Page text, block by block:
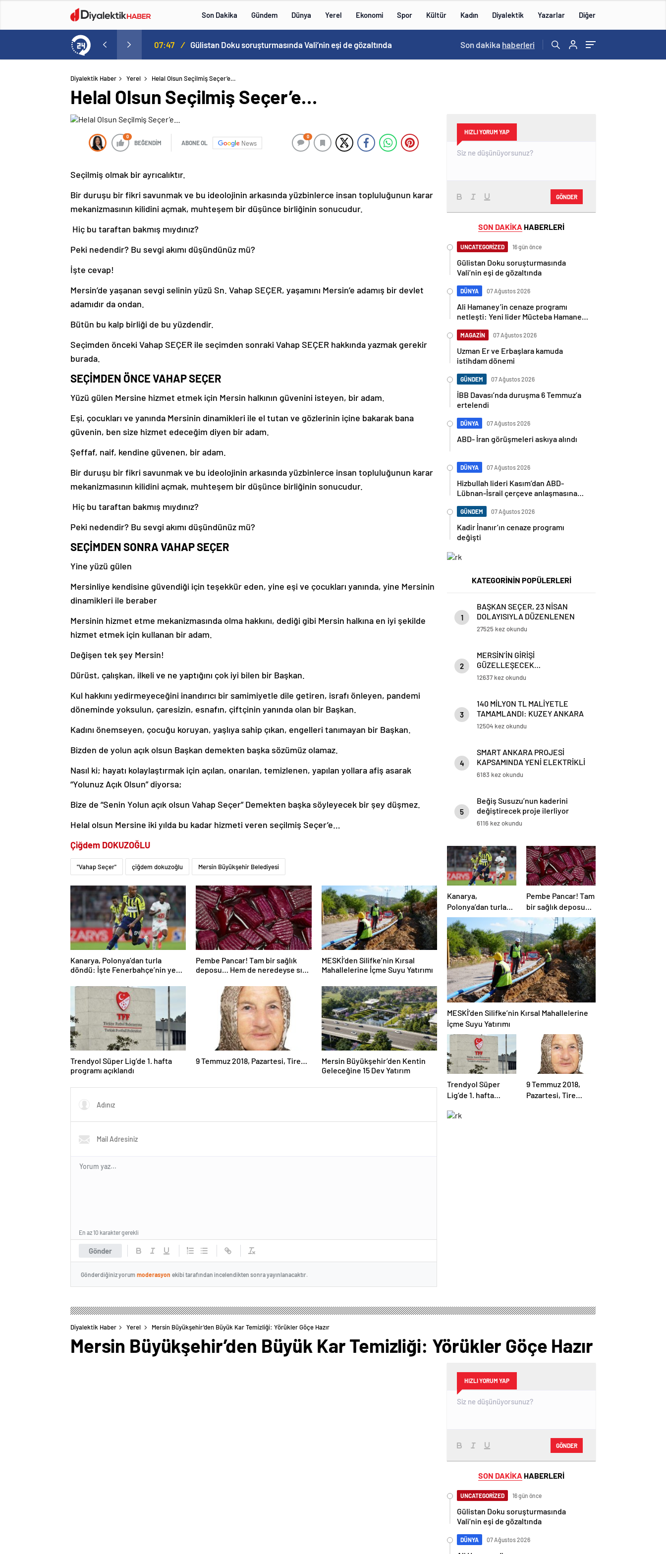
Son Dakika Gündem Dünya Yerel Ekonomi Spor Kültür Kadın Diyalektik Yazarlar Diğer
eşi de gözaltında 08:16 / Ali Hamaney’in cenaze programı netleşti: Yeni lider Mücteba Hamaney törenlere katılamayabilir 08:13 / Uzman Er ve Erbaşlara kamuda istihdam dönemi
Son dakika haberleri
Diyalektik Haber Yerel Helal Olsun Seçilmiş Seçer’e…
Helal Olsun Seçilmiş Seçer’e…
0
BEĞENDİM ABONE OL News
0
Seçilmiş olmak bir ayrıcalıktır.
Bir duruşu bir fikri savunmak ve bu ideolojinin arkasında yüzbinlerce insan topluluğunun karar
mekanizmasının kilidini açmak, muhteşem bir düşünce birliğinin sonucudur.
Hiç bu taraftan bakmış mıydınız?
Peki nedendir? Bu sevgi akımı düşündünüz mü?
İşte cevap!
Mersin’de yaşanan sevgi selinin yüzü Sn. Vahap SEÇER, yaşamını Mersin’e adamış bir devlet
adamıdır da ondan.
Bütün bu kalp birliği de bu yüzdendir.
Seçimden önceki Vahap SEÇER ile seçimden sonraki Vahap SEÇER hakkında yazmak gerekir
burada.
SEÇİMDEN ÖNCE VAHAP SEÇER
Yüzü gülen Mersine hizmet etmek için Mersin halkının güvenini isteyen, bir adam.
Eşi, çocukları ve yanında Mersinin dinamikleri ile el tutan ve gözlerinin içine bakarak bana
güvenin, ben size hizmet edeceğim diyen bir adam.
Şeffaf, naif, kendine güvenen, bir adam.
Bir duruşu bir fikri savunmak ve bu ideolojinin arkasında yüzbinlerce insan topluluğunun karar
mekanizmasının kilidini açmak, muhteşem bir düşünce birliğinin sonucudur.
Hiç bu taraftan bakmış mıydınız?
Peki nedendir? Bu sevgi akımı düşündünüz mü?
SEÇİMDEN SONRA VAHAP SEÇER
Yine yüzü gülen
Mersinliye kendisine güvendiği için teşekkür eden, yine eşi ve çocukları yanında, yine Mersinin
dinamikleri ile beraber
Mersinin hizmet etme mekanizmasında olma hakkını, dediği gibi Mersin halkına en iyi şekilde
hizmet etmek için kullanan bir adam.
Değişen tek şey Mersin!
Dürüst, çalışkan, ilkeli ve ne yaptığını çok iyi bilen bir Başkan.
Kul hakkını yedirmeyeceğini inandırıcı bir samimiyetle dile getiren, israfı önleyen, pandemi
döneminde yoksulun, çaresizin, esnafın, çiftçinin yanında olan bir Başkan.
Kadını önemseyen, çocuğu koruyan, yaşlıya sahip çıkan, engelleri tanımayan bir Başkan.
Bizden de yolun açık olsun Başkan demekten başka sözümüz olamaz.
Nasıl ki; hayatı kolaylaştırmak için açılan, onarılan, temizlenen, yapılan yollara afiş asarak
“Yolunuz Açık Olsun” diyorsa;
Bize de “Senin Yolun açık olsun Vahap Seçer” Demekten başka söyleyecek bir şey düşmez.
Helal olsun Mersine iki yılda bu kadar hizmeti veren seçilmiş Seçer’e…
Çiğdem DOKUZOĞLU
"Vahap Seçer" çiğdem dokuzoğlu Mersin Büyükşehir Belediyesi
Kanarya, Polonya’dan turla
döndü: İşte Fenerbahçe’nin yeni
Pembe Pancar! Tam bir sağlık
deposu… Hem de neredeyse sıfır
MESKİ’den Silifke’nin Kırsal
Mahallelerine İçme Suyu Yatırımı
Trendyol Süper Lig’de 1. hafta
programı açıklandı
9 Temmuz 2018, Pazartesi, Tire…
Mersin Büyükşehir’den Kentin
Geleceğine 15 Dev Yatırım
Gönder
En az 10 karakter gerekli
Gönderdiğiniz yorum moderasyon ekibi tarafından incelendikten sonra yayınlanacaktır.
HIZLI YORUM YAP
GÖNDER
SON DAKİKA HABERLERİ
UNCATEGORİZED 16 gün önce
Gülistan Doku soruşturmasında
Vali’nin eşi de gözaltında
DÜNYA 07 Ağustos 2026
Ali Hamaney’in cenaze programı
netleşti: Yeni lider Mücteba Hamaney
MAGAZİN 07 Ağustos 2026
Uzman Er ve Erbaşlara kamuda
istihdam dönemi
GÜNDEM 07 Ağustos 2026
İBB Davası’nda duruşma 6 Temmuz’a
ertelendi
DÜNYA 07 Ağustos 2026
ABD- İran görüşmeleri askıya alındı
DÜNYA 07 Ağustos 2026
Hizbullah lideri Kasım’dan ABD-
Lübnan-İsrail çerçeve anlaşmasına
anlamına geliyor”
GÜNDEM 07 Ağustos 2026
Kadir İnanır’ın cenaze programı
değişti
KATEGORİNİN POPÜLERLERİ
1
BAŞKAN SEÇER, 23 NİSAN
DOLAYISIYLA DÜZENLENEN
TÖRENE KATILDI
27525 kez okundu
2
MERSİN’İN GİRİŞİ
GÜZELLEŞECEK…
12637 kez okundu
3
140 MİLYON TL MALİYETLE
TAMAMLANDI: KUZEY ANKARA
TÜNELİ YENİDEN TRAFİĞE
12504 kez okundu
4
SMART ANKARA PROJESİ
KAPSAMINDA YENİ ELEKTRİKLİ
BİSİKLETLER GELDİ
6183 kez okundu
5
Beğiş Susuzu’nun kaderini
değiştirecek proje ilerliyor
6116 kez okundu
Kanarya,
Polonya’dan turla
döndü: İşte
Fenerbahçe’nin
yeni rakibi
Pembe Pancar! Tam
bir sağlık deposu…
Hem de neredeyse
sıfır kalori
MESKİ’den Silifke’nin Kırsal Mahallelerine
İçme Suyu Yatırımı
Trendyol Süper
Lig’de 1. hafta
9 Temmuz 2018,
Pazartesi, Tire…
Diyalektik Haber Yerel Mersin Büyükşehir’den Büyük Kar Temizliği: Yörükler Göçe Hazır
Mersin Büyükşehir’den Büyük Kar Temizliği: Yörükler Göçe Hazır
HIZLI YORUM YAP
GÖNDER
SON DAKİKA HABERLERİ
UNCATEGORİZED 16 gün önce
Gülistan Doku soruşturmasında
Vali’nin eşi de gözaltında
DÜNYA 07 Ağustos 2026